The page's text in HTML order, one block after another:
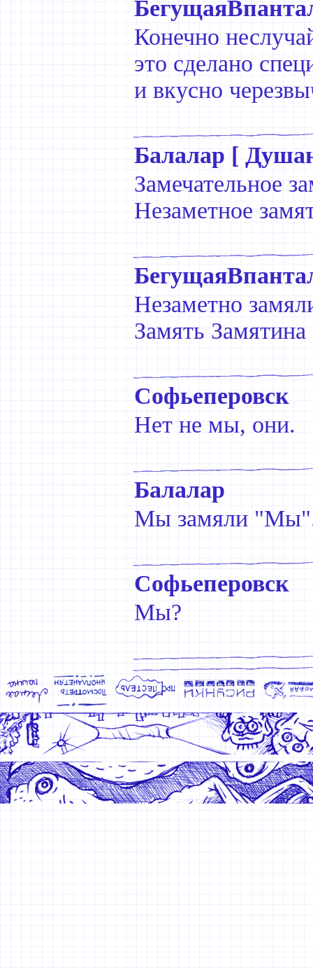
Конечно
это сделано
и вкусно
Балалар [
Замечательное
Незаметное
Незаметно
Замять Замятина
Софьеперовск
Нет не мы, они.
Балалар
Мы замяли
Софьеперовск
Мы?